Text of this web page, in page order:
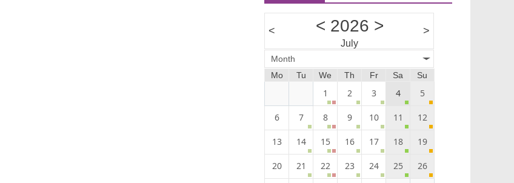
< < 2026 >
July
>
Month
Mo
Tu We Th Fr Sa Su
1 2 3 4 5
6 7 8 9 10 11 12
13 14 15 16 17 18 19
20 21 22 23 24 25 26